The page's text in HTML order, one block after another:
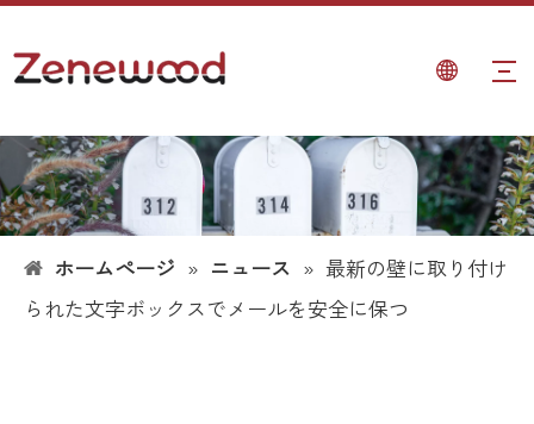
ホームページ » ニュース » 最新の壁に取り付け
られた文字ボックスでメールを安全に保つ